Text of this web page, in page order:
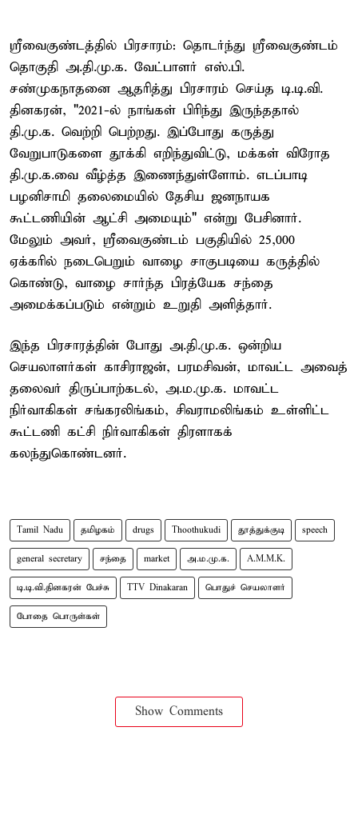
ஸ்ரீவைகுண்டத்தில் பிரசாரம்: தொடர்ந்து ஸ்ரீவைகுண்டம்
தொகுதி அ.தி.மு.க. வேட்பாளர் எஸ்.பி.
சண்முகநாதனை ஆதரித்து பிரசாரம் செய்த டி.டி.வி.
தினகரன், "2021-ல் நாங்கள் பிரிந்து இருந்ததால்
தி.மு.க. வெற்றி பெற்றது. இப்போது கருத்து
வேறுபாடுகளை தூக்கி எறிந்துவிட்டு, மக்கள் விரோத
தி.மு.க.வை வீழ்த்த இணைந்துள்ளோம். எடப்பாடி
பழனிசாமி தலைமையில் தேசிய ஜனநாயக
கூட்டணியின் ஆட்சி அமையும்" என்று பேசினார்.
மேலும் அவர், ஸ்ரீவைகுண்டம் பகுதியில் 25,000
ஏக்கரில் நடைபெறும் வாழை சாகுபடியை கருத்தில்
கொண்டு, வாழை சார்ந்த பிரத்யேக சந்தை
அமைக்கப்படும் என்றும் உறுதி அளித்தார்.
இந்த பிரசாரத்தின் போது அ.தி.மு.க. ஒன்றிய
செயலாளர்கள் காசிராஜன், பரமசிவன், மாவட்ட அவைத்
தலைவர் திருப்பாற்கடல், அ.ம.மு.க. மாவட்ட
நிர்வாகிகள் சங்கரலிங்கம், சிவராமலிங்கம் உள்ளிட்ட
கூட்டணி கட்சி நிர்வாகிகள் திரளாகக்
கலந்துகொண்டனர்.
Tamil Nadu தமிழகம் drugs Thoothukudi தூத்துக்குடி speech
general secretary சந்தை market அ.ம.மு.க. A.M.M.K.
டி.டி.வி.தினகரன் பேச்சு TTV Dinakaran பொதுச் செயலாளர்
போதை பொருள்கள்
Show Comments